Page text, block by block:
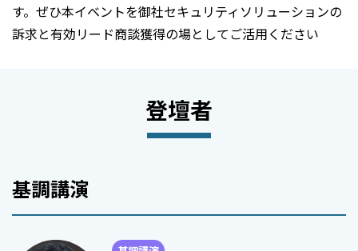
す。ぜひ本イベントを御社セキュリティソリューションの
訴求と有効リード商談獲得の場としてご活用ください
登壇者
基調講演